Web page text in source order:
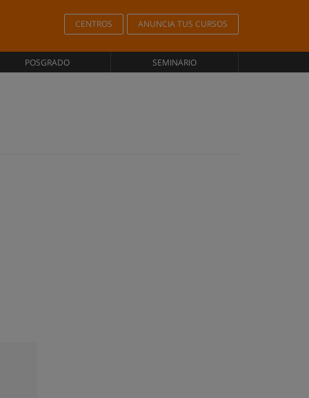
CENTROS ANUNCIA TUS CURSOS
POSGRADO SEMINARIO